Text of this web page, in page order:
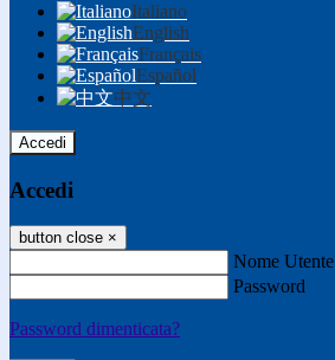
Italiano
English
Français
Español
中文
Accedi
Accedi
button close ×
Nome Utente
Password
Password dimenticata?